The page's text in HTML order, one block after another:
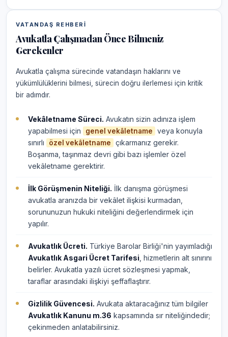
VATANDAŞ REHBERI
Avukatla Çalışmadan Önce Bilmeniz
Gerekenler
Avukatla çalışma sürecinde vatandaşın haklarını ve
yükümlülüklerini bilmesi, sürecin doğru ilerlemesi için kritik
bir adımdır.
Vekâletname Süreci. Avukatın sizin adınıza işlem
yapabilmesi için
genel vekâletname
veya konuyla
sınırlı
özel vekâletname
çıkarmanız gerekir.
Boşanma, taşınmaz devri gibi bazı işlemler özel
vekâletname gerektirir.
İlk Görüşmenin Niteliği. İlk danışma görüşmesi
avukatla aranızda bir vekâlet ilişkisi kurmadan,
sorununuzun hukuki niteliğini değerlendirmek için
yapılır.
Avukatlık Ücreti. Türkiye Barolar Birliği'nin yayımladığı
Avukatlık Asgari Ücret Tarifesi , hizmetlerin alt sınırını
belirler. Avukatla yazılı ücret sözleşmesi yapmak,
taraflar arasındaki ilişkiyi şeffaflaştırır.
Gizlilik Güvencesi. Avukata aktaracağınız tüm bilgiler
Avukatlık Kanunu m.36 kapsamında sır niteliğindedir;
çekinmeden anlatabilirsiniz.